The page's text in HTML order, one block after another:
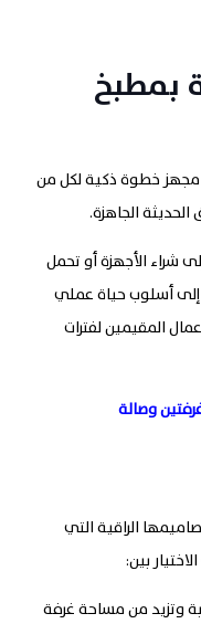
بمطبخ
مجهز خطوة ذكية لكل من
الحديثة الجاهزة.
شراء الأجهزة أو تحمل
إلى أسلوب حياة عملي
المقيمين لفترات
وصالة
الراقية التي
بين:
وتزيد من مساحة غرفة